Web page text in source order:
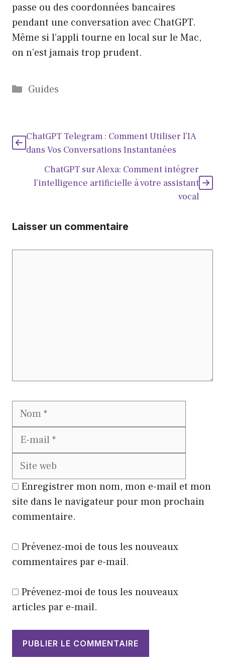
passe ou des coordonnées bancaires
pendant une conversation avec ChatGPT.
Même si l’appli tourne en local sur le Mac,
on n’est jamais trop prudent.
Catégories
Guides
ChatGPT Telegram : Comment Utiliser l’IA
dans Vos Conversations Instantanées
ChatGPT sur Alexa: Comment intégrer
l’intelligence artificielle à votre assistant
vocal
Laisser un commentaire
Nom
Enregistrer mon nom, mon e-mail et mon
site dans le navigateur pour mon prochain
commentaire.
Prévenez-moi de tous les nouveaux
commentaires par e-mail.
Prévenez-moi de tous les nouveaux
articles par e-mail.